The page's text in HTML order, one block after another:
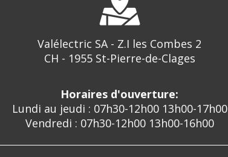
Valélectric SA - Z.I les Combes 2
CH - 1955 St-Pierre-de-Clages
Horaires d'ouverture:
Lundi au jeudi : 07h30-12h00 13h00-17h00
Vendredi : 07h30-12h00 13h00-16h00